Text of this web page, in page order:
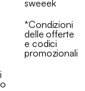
sweeek
*Condizioni
delle offerte
e codici
promozionali